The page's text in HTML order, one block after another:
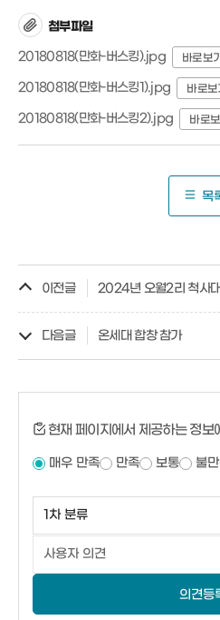
첨부파일
20180818(만화-버스킹).jpg
바로보기
20180818(만화-버스킹1).jpg 바로보
20180818(만화-버스킹2).jpg 바로보
목
이전글 2024년 오월2리 척사
다음글 온세대 합창 참가
현재 페이지에서 제공하는 정
매우 만족 만족 보통 불
의견등